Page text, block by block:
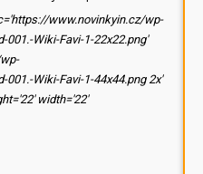
www.novinkyin.cz/wp-
Wiki-Favi-1-22x22.png'
Wiki-Favi-1-44x44.png 2x'
width='22'